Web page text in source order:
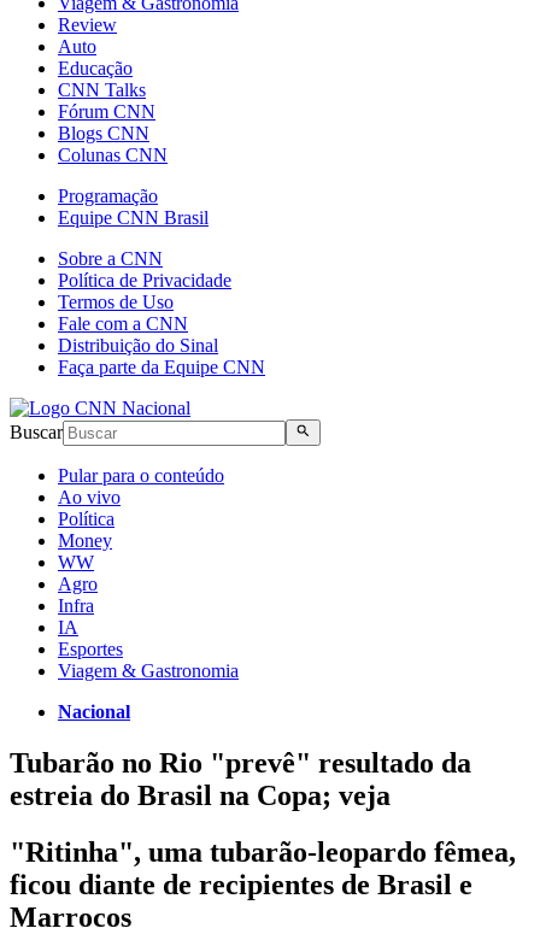
Review
Auto
Educação
CNN Talks
Fórum CNN
Blogs CNN
Colunas CNN
Programação
Equipe CNN Brasil
Sobre a CNN
Política de Privacidade
Termos de Uso
Fale com a CNN
Distribuição do Sinal
Faça parte da Equipe CNN
Buscar
Pular para o conteúdo
Ao vivo
Política
Money
WW
Agro
Infra
IA
Esportes
Viagem & Gastronomia
Nacional
Tubarão no Rio "prevê" resultado da
estreia do Brasil na Copa; veja
"Ritinha", uma tubarão-leopardo fêmea,
ficou diante de recipientes de Brasil e
Marrocos